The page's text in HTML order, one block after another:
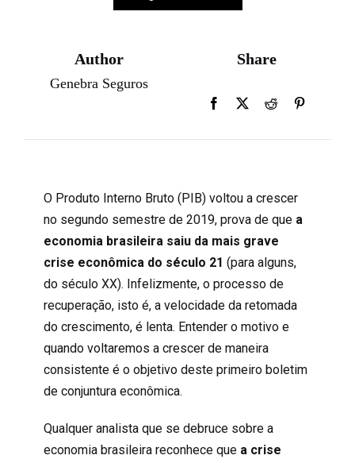
Author
Genebra Seguros
Share
O Produto Interno Bruto (PIB) voltou a crescer
no segundo semestre de 2019, prova de que a
economia brasileira saiu da mais grave
crise econômica do século 21 (para alguns,
do século XX). Infelizmente, o processo de
recuperação, isto é, a velocidade da retomada
do crescimento, é lenta. Entender o motivo e
quando voltaremos a crescer de maneira
consistente é o objetivo deste primeiro boletim
de conjuntura econômica.
Qualquer analista que se debruce sobre a
economia brasileira reconhece quea crise